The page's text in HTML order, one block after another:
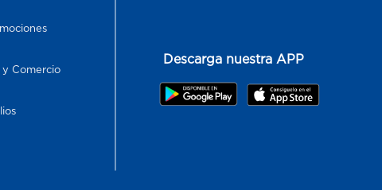
Comercio
Descarga nuestra APP